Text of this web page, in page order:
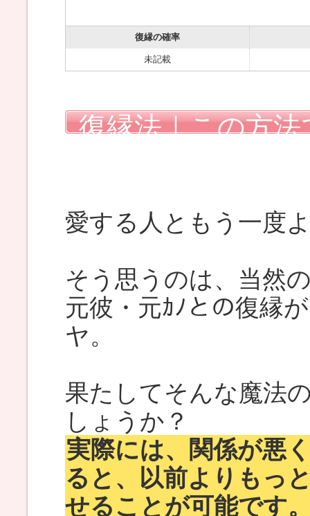
復縁の確率
未記載
復縁法｜この方
愛する人ともう一度
そう思うのは、当然
元彼・元ｶﾉとの復縁
ヤ。
果たしてそんな魔法
しょうか？
実際には、関係が悪
ると、以前よりもっ
せることが可能です